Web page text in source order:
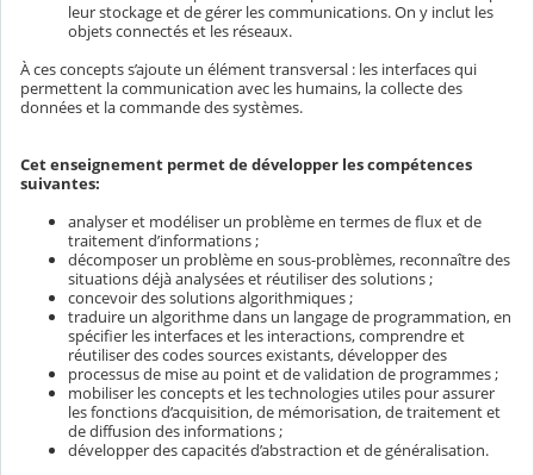
leur stockage et de gérer les communications. On y inclut les
objets connectés et les réseaux.
À ces concepts s’ajoute un élément transversal : les interfaces qui
permettent la communication avec les humains, la collecte des
données et la commande des systèmes.
Cet enseignement permet de développer les compétences
suivantes:
analyser et modéliser un problème en termes de flux et de
traitement d’informations ;
décomposer un problème en sous-problèmes, reconnaître des
situations déjà analysées et réutiliser des solutions ;
concevoir des solutions algorithmiques ;
traduire un algorithme dans un langage de programmation, en
spécifier les interfaces et les interactions, comprendre et
réutiliser des codes sources existants, développer des
processus de mise au point et de validation de programmes ;
mobiliser les concepts et les technologies utiles pour assurer
les fonctions d’acquisition, de mémorisation, de traitement et
de diffusion des informations ;
développer des capacités d’abstraction et de généralisation.